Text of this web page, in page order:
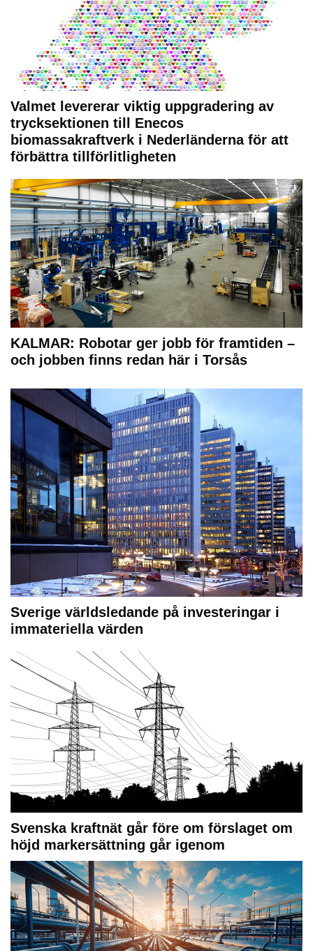
Valmet levererar viktig uppgradering av
trycksektionen till Enecos
biomassakraftverk i Nederländerna för att
förbättra tillförlitligheten
KALMAR: Robotar ger jobb för framtiden –
och jobben finns redan här i Torsås
Sverige världsledande på investeringar i
immateriella värden
Svenska kraftnät går före om förslaget om
höjd markersättning går igenom